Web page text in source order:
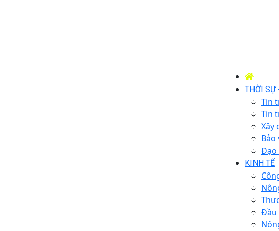
THỜI SỰ
Tin
Tin
Xây
Đạo
KINH TẾ